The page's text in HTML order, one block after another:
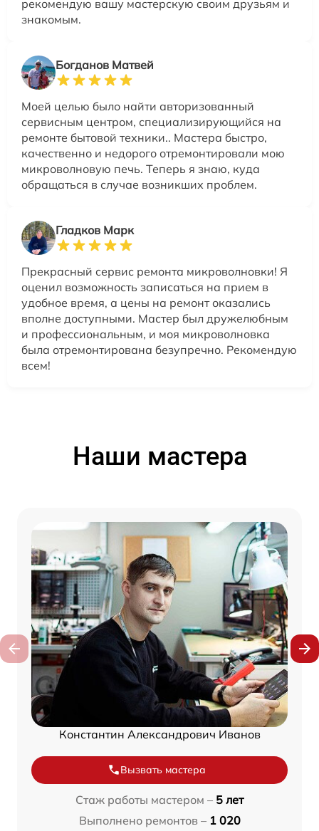
рекомендую вашу мастерскую своим друзьям и
знакомым.
Богданов Матвей
Моей целью было найти авторизованный
сервисным центром, специализирующийся на
ремонте бытовой техники.. Мастера быстро,
качественно и недорого отремонтировали мою
микроволновую печь. Теперь я знаю, куда
обращаться в случае возникших проблем.
Гладков Марк
Прекрасный сервис ремонта микроволновки! Я
оценил возможность записаться на прием в
удобное время, а цены на ремонт оказались
вполне доступными. Мастер был дружелюбным
и профессиональным, и моя микроволновка
была отремонтирована безупречно. Рекомендую
всем!
Наши мастера
Константин Александрович Иванов
Вызвать мастера
Стаж работы мастером – 5 лет
Выполнено ремонтов – 1 020